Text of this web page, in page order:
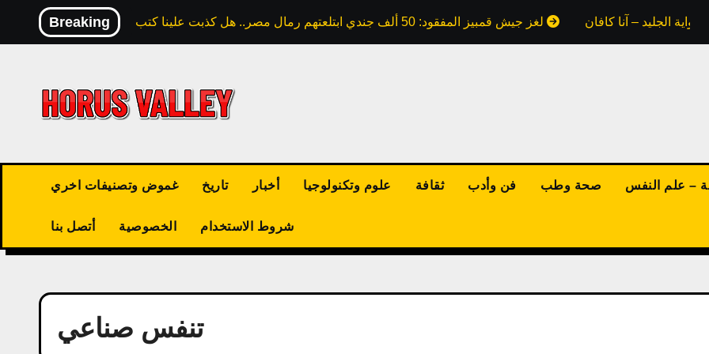
Breaking الجليد – آنا كافان لغز جيش قمبيز المفقود: 50 ألف جندي ابتلعتهم رمال مصر.. هل كذبت علينا كتب التاريخ؟
غموض وتصنيفات اخري تاريخ أخبار علوم وتكنولوجيا ثقافة فن وأدب صحة وطب – علم النفس
أتصل بنا الخصوصية شروط الاستخدام
تنفس صناعي